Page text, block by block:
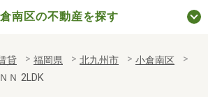
南区の不動産を探す
貸 福岡県 北九州市
小倉南区
Ｎ 2LDK